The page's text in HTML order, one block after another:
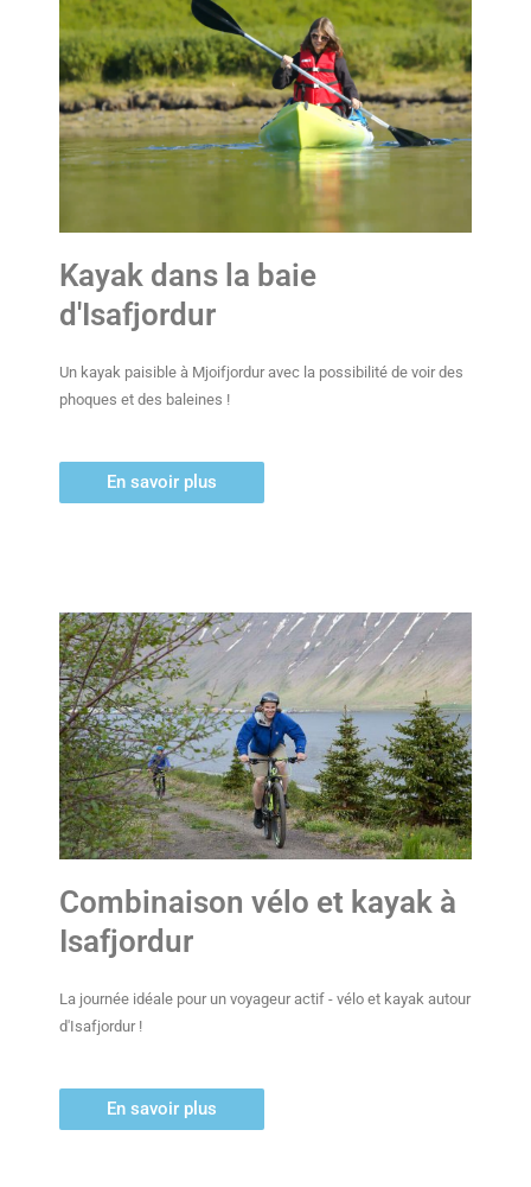
Kayak dans la baie
d'Isafjordur
Un kayak paisible à Mjoifjordur avec la possibilité de voir des
phoques et des baleines !
En savoir plus
Combinaison vélo et kayak à
Isafjordur
La journée idéale pour un voyageur actif - vélo et kayak autour
d'Isafjordur !
En savoir plus